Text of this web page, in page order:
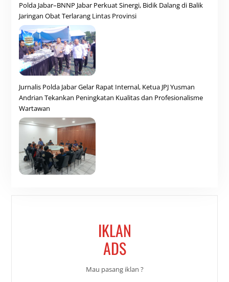
Polda Jabar–BNNP Jabar Perkuat Sinergi, Bidik Dalang di Balik
Jaringan Obat Terlarang Lintas Provinsi
Jurnalis Polda Jabar Gelar Rapat Internal, Ketua JPJ Yusman
Andrian Tekankan Peningkatan Kualitas dan Profesionalisme
Wartawan
IKLAN
ADS
Mau pasang iklan ?